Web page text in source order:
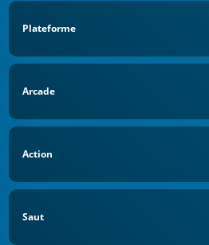
Plateforme
Arcade
Action
Saut